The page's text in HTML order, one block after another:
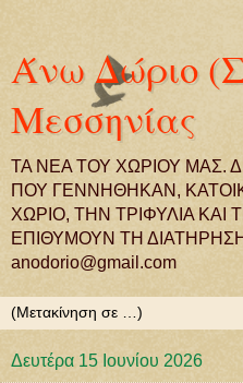
Άνω Δώριο
Μεσσηνίας
ΤΑ ΝΕΑ ΤΟΥ ΧΩΡΙΟΥ ΜΑΣ.
ΠΟΥ ΓΕΝΝΗΘΗΚΑΝ,
ΧΩΡΙΟ, ΤΗΝ ΤΡΙΦΥΛΙΑ ΚΑΙ
ΕΠΙΘΥΜΟΥΝ ΤΗ
anodorio@gmail.com
Δευτέρα 15 Ιουνίου 2026